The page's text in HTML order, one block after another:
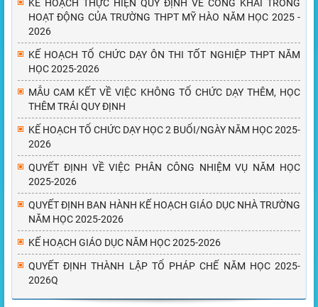
KẾ HOẠCH THỰC HIỆN QUY ĐỊNH VỀ CÔNG KHAI TRONG
HOẠT ĐỘNG CỦA TRƯỜNG THPT MỸ HÀO NĂM HỌC 2025 -
2026
KẾ HOẠCH TỔ CHỨC DẠY ÔN THI TỐT NGHIỆP THPT NĂM
HỌC 2025-2026
MẪU CAM KẾT VỀ VIỆC KHÔNG TỔ CHỨC DẠY THÊM, HỌC
THÊM TRÁI QUY ĐỊNH
KẾ HOẠCH TỔ CHỨC DẠY HỌC 2 BUỔI/NGÀY NĂM HỌC 2025-
2026
QUYẾT ĐỊNH VỀ VIỆC PHÂN CÔNG NHIỆM VỤ NĂM HỌC
2025-2026
QUYẾT ĐỊNH BAN HÀNH KẾ HOẠCH GIÁO DỤC NHÀ TRƯỜNG
NĂM HỌC 2025-2026
KẾ HOẠCH GIÁO DỤC NĂM HỌC 2025-2026
QUYẾT ĐỊNH THÀNH LẬP TỔ PHÁP CHẾ NĂM HỌC 2025-
2026Q